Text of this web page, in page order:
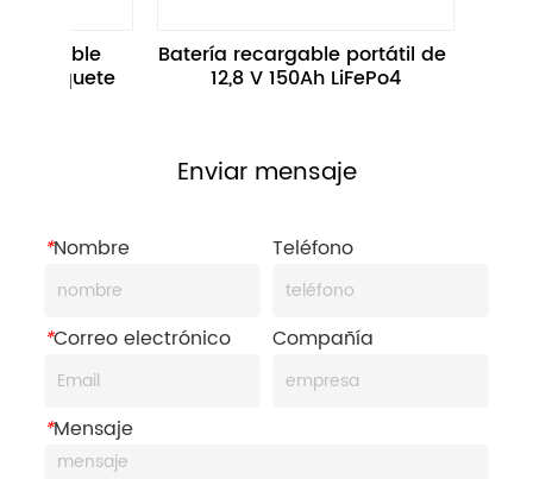
Batería recargable portátil de
12,8 V 150Ah LiFePo4
Paquete de
Bicicleta Eléctrica
Enviar mensaje
*Nombre Teléfono
*Correo electrónico Compañía
*Mensaje